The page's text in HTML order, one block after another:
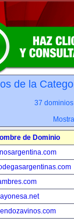
de la
37
de Dominio